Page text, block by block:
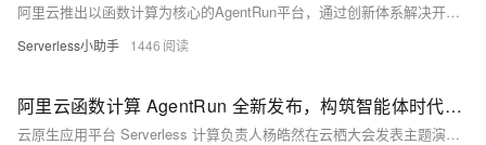
阿里云推出以函数计算为核心的AgentRun平台，通过创新体系解决开发、部署、运维难题，提供全面支持，已在多个真实业务场景验证，是AI原生时代重要基础设施。
Serverless小助手 1446
阿里云函数计算 AgentRun 全新发布，构筑智能体时代的基础设施
云原生应用平台 Serverless 计算负责人杨皓然在云栖大会发表主题演讲“Serverless Agent 基础设施：助力大规模 Agent 部署与运维”。本议题深入介绍了阿里云以函数计算为核心打造的 Agent 基础设施——AgentRun，阐述其如何通过创新的运行时、模型服务、网关及可观测体系，为企业构筑坚实、高效、安全的 Agent 时代基石。